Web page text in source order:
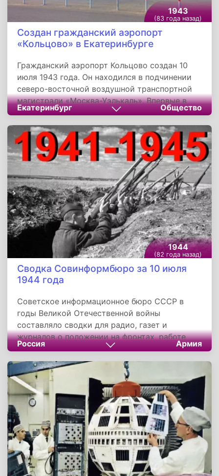
1943
(83 года назад)
Создан гражданский аэропорт
«Кольцово» в Екатеринбурге
Гражданский аэропорт Кольцово создан 10
июля 1943 года. Он находился в подчинении
северо-восточной воздушной транспортной
магистрали «Москва-Уэлькаль». Впервые в
истории страны на единой базе были
объединены военно-воздушные силы и
гражданский воздушный флот. Строительство
первого аэродрома на месте современного
аэропорта началось в 1928 году.
Екатеринбург Общество
1944
(82 года назад)
Сводка Совинформбюро за 10 июля
1944 года
Советское информационное бюро СССР в
годы Великой Отечественной войны
составляло сводки для радио, газет и
журналов о положении на фронтах, работе
тыла, о партизанском движении,
информируя...
Россия Армия